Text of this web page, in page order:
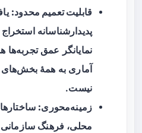
قابلیت تعمیم محدود:
پدیدارشناسانه استخراج
نمایانگر عمق تجربه‌ها
آماری به همهٔ
نیست.
زمینه‌محوری:
محلی، فرهنگ سازمانی